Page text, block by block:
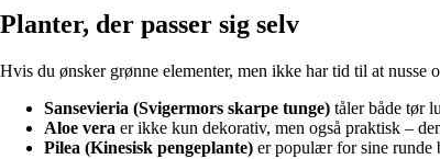
Planter, der passer sig selv
Hvis du ønsker grønne elementer, men ikke har tid til at nusse
Sansevieria (Svigermors skarpe tunge) tåler både tør
Aloe vera er ikke kun dekorativ, men også praktisk –
Pilea (Kinesisk pengeplante) er populær for sine runde